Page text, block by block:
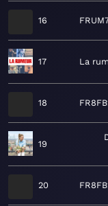
16
17 La
18
19
20